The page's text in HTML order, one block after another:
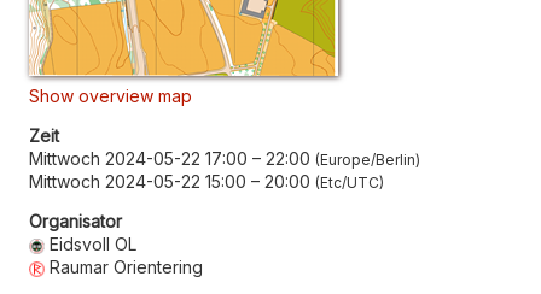
Show overview map
Zeit
Mittwoch 2024-05-22 17:00 – 22:00 Europe/Berlin
Mittwoch 2024-05-22 15:00 – 20:00 Etc/UTC
Organisator
Eidsvoll OL
Raumar Orientering